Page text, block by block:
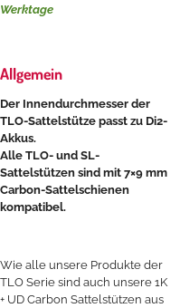
Werktage
Allgemein
Der Innendurchmesser der
TLO-Sattelstütze passt zu Di2-
Akkus.
Alle TLO- und SL-
Sattelstützen sind mit 7×9 mm
Carbon-Sattelschienen
kompatibel.
Wie alle unsere Produkte der
TLO Serie sind auch unsere 1K
+ UD Carbon Sattelstützen aus